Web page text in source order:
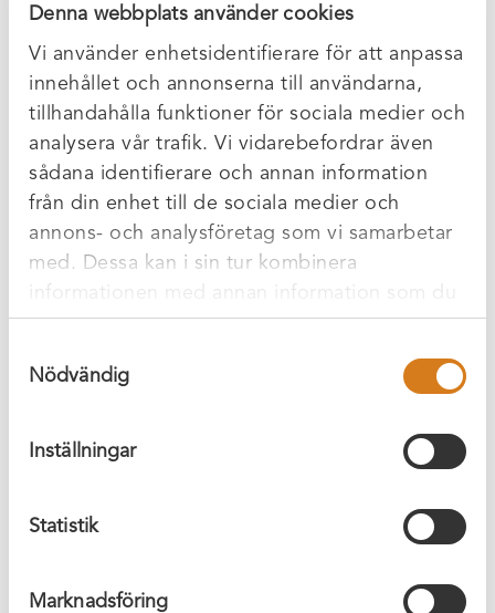
Denna webbplats använder cookies
Vi använder enhetsidentifierare för att anpassa
innehållet och annonserna till användarna,
tillhandahålla funktioner för sociala medier och
analysera vår trafik. Vi vidarebefordrar även
sådana identifierare och annan information
från din enhet till de sociala medier och
annons- och analysföretag som vi samarbetar
med. Dessa kan i sin tur kombinera
informationen med annan information som du
har tillhandahållit eller som de har samlat in
Nödvändig
Inställningar
Statistik
Marknadsföring
XR Miljöhantering AB tar nästa steg i sin tillväxtresa
genom att förvärva Avfall Väst AB (AVAB), en
ledande aktör inom provtagning och analys av
farligt avfall samt vätskeanalyser.
”Med AVAB:s expertis inom farligt avfall och
vätskeanalys får vi en unik
kompetensförstärkning som kompletterar vår
befintliga verksamhet”, säger Magnus Eriksson,
VD på XR Miljöhantering AB.
komplett tjänsteutbud, ökad kapacitet och ännu
bättre service med Skrofrags ägande i XR och
Magnus Eriksson, VD XR Miljöhantering AB